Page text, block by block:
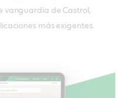
vanguardia de Castrol,
más exigentes.